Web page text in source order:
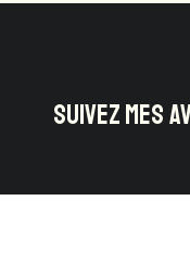
SUIVEZ MES